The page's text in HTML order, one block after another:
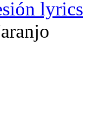
lyrics